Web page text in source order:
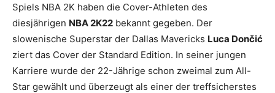
Spiels NBA 2K haben die Cover-Athleten des
diesjährigen NBA 2K22 bekannt gegeben. Der
slowenische Superstar der Dallas Mavericks Luca Dončić
ziert das Cover der Standard Edition. In seiner jungen
Karriere wurde der 22-Jährige schon zweimal zum All-
Star gewählt und überzeugt als einer der treffsicherstes